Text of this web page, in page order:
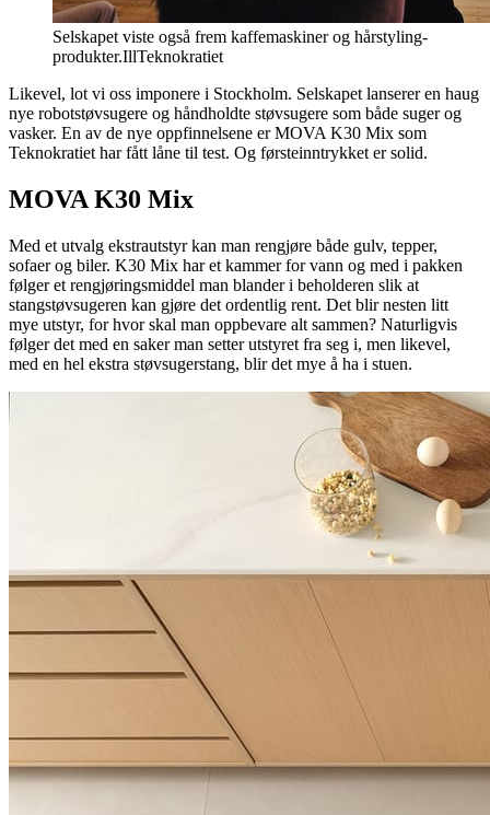
Selskapet viste også frem kaffemaskiner og hårstyling-
produkter.IllTeknokratiet
Likevel, lot vi oss imponere i Stockholm. Selskapet lanserer en haug
nye robotstøvsugere og håndholdte støvsugere som både suger og
vasker. En av de nye oppfinnelsene er MOVA K30 Mix som
Teknokratiet har fått låne til test. Og førsteinntrykket er solid.
MOVA K30 Mix
Med et utvalg ekstrautstyr kan man rengjøre både gulv, tepper,
sofaer og biler. K30 Mix har et kammer for vann og med i pakken
følger et rengjøringsmiddel man blander i beholderen slik at
stangstøvsugeren kan gjøre det ordentlig rent. Det blir nesten litt
mye utstyr, for hvor skal man oppbevare alt sammen? Naturligvis
følger det med en saker man setter utstyret fra seg i, men likevel,
med en hel ekstra støvsugerstang, blir det mye å ha i stuen.